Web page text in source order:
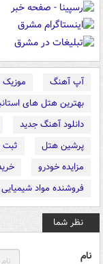
آپ آهنگ
بهترین هتل های
دانلود آهنگ جدید
پرشین هتل
ثبت
مزایده خودرو
فروشنده مواد شیمیایی
نظر شما
نام